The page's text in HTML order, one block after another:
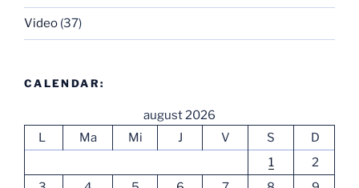
Video (37)
CALENDAR:
august 2026
L
Ma Mi J V S
D
1
2